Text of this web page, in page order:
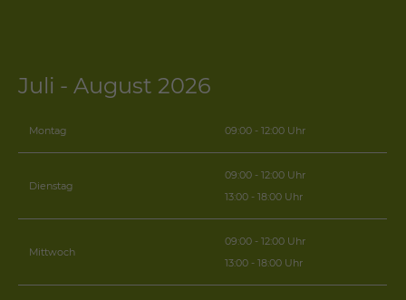
Juli - August 2026
Montag 09:00 - 12:00 Uhr
Dienstag
09:00 - 12:00 Uhr
13:00 - 18:00 Uhr
Mittwoch
09:00 - 12:00 Uhr
13:00 - 18:00 Uhr